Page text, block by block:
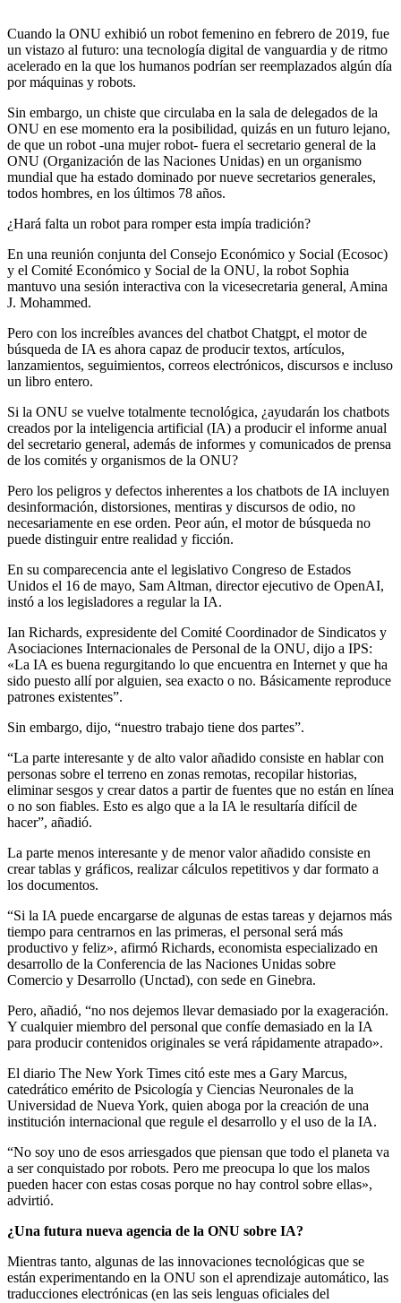
Cuando la ONU exhibió un robot femenino en febrero de 2019, fue
un vistazo al futuro: una tecnología digital de vanguardia y de ritmo
acelerado en la que los humanos podrían ser reemplazados algún día
por máquinas y robots.
Sin embargo, un chiste que circulaba en la sala de delegados de la
ONU en ese momento era la posibilidad, quizás en un futuro lejano,
de que un robot -una mujer robot- fuera el secretario general de la
ONU (Organización de las Naciones Unidas) en un organismo
mundial que ha estado dominado por nueve secretarios generales,
todos hombres, en los últimos 78 años.
¿Hará falta un robot para romper esta impía tradición?
En una reunión conjunta del Consejo Económico y Social (Ecosoc)
y el Comité Económico y Social de la ONU, la robot Sophia
mantuvo una sesión interactiva con la vicesecretaria general, Amina
J. Mohammed.
Pero con los increíbles avances del chatbot Chatgpt, el motor de
búsqueda de IA es ahora capaz de producir textos, artículos,
lanzamientos, seguimientos, correos electrónicos, discursos e incluso
un libro entero.
Si la ONU se vuelve totalmente tecnológica, ¿ayudarán los chatbots
creados por la inteligencia artificial (IA) a producir el informe anual
del secretario general, además de informes y comunicados de prensa
de los comités y organismos de la ONU?
Pero los peligros y defectos inherentes a los chatbots de IA incluyen
desinformación, distorsiones, mentiras y discursos de odio, no
necesariamente en ese orden. Peor aún, el motor de búsqueda no
puede distinguir entre realidad y ficción.
En su comparecencia ante el legislativo Congreso de Estados
Unidos el 16 de mayo, Sam Altman, director ejecutivo de OpenAI,
instó a los legisladores a regular la IA.
Ian Richards, expresidente del Comité Coordinador de Sindicatos y
Asociaciones Internacionales de Personal de la ONU, dijo a IPS:
«La IA es buena regurgitando lo que encuentra en Internet y que ha
sido puesto allí por alguien, sea exacto o no. Básicamente reproduce
patrones existentes”.
Sin embargo, dijo, “nuestro trabajo tiene dos partes”.
“La parte interesante y de alto valor añadido consiste en hablar con
personas sobre el terreno en zonas remotas, recopilar historias,
eliminar sesgos y crear datos a partir de fuentes que no están en línea
o no son fiables. Esto es algo que a la IA le resultaría difícil de
hacer”, añadió.
La parte menos interesante y de menor valor añadido consiste en
crear tablas y gráficos, realizar cálculos repetitivos y dar formato a
los documentos.
“Si la IA puede encargarse de algunas de estas tareas y dejarnos más
tiempo para centrarnos en las primeras, el personal será más
productivo y feliz», afirmó Richards, economista especializado en
desarrollo de la Conferencia de las Naciones Unidas sobre
Comercio y Desarrollo (Unctad), con sede en Ginebra.
Pero, añadió, “no nos dejemos llevar demasiado por la exageración.
Y cualquier miembro del personal que confíe demasiado en la IA
para producir contenidos originales se verá rápidamente atrapado».
El diario The New York Times citó este mes a Gary Marcus,
catedrático emérito de Psicología y Ciencias Neuronales de la
Universidad de Nueva York, quien aboga por la creación de una
institución internacional que regule el desarrollo y el uso de la IA.
“No soy uno de esos arriesgados que piensan que todo el planeta va
a ser conquistado por robots. Pero me preocupa lo que los malos
pueden hacer con estas cosas porque no hay control sobre ellas»,
advirtió.
¿Una futura nueva agencia de la ONU sobre IA?
Mientras tanto, algunas de las innovaciones tecnológicas que se
están experimentando en la ONU son el aprendizaje automático, las
traducciones electrónicas (en las seis lenguas oficiales del